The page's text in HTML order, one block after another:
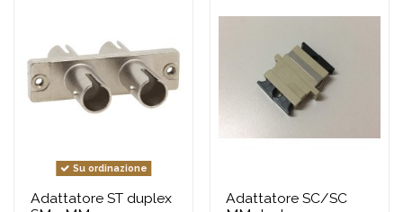
Su ordinazione
Adattatore ST duplex
Adattatore SC/SC